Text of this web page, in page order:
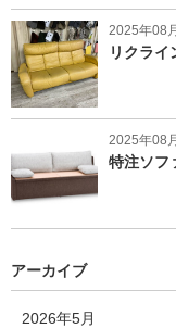
2025年08
リクライ
2025年08
特注ソフ
アーカイブ
2026年5月